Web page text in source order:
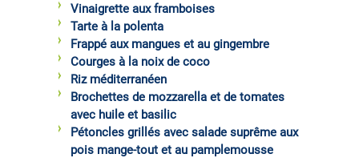
Vinaigrette aux framboises
Tarte à la polenta
Frappé aux mangues et au gingembre
Courges à la noix de coco
Riz méditerranéen
Brochettes de mozzarella et de tomates
avec huile et basilic
Pétoncles grillés avec salade suprême aux
pois mange-tout et au pamplemousse